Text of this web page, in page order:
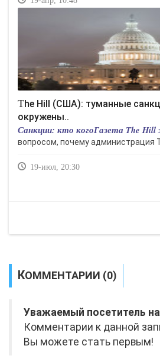
The Hill (США): туманные санкции против России
окружены..
Санкции: кто когоГазета The Hill
вопросом, почему администрация
19-июл, 20:30
КОММЕНТАРИИ (0)
Уважаемый посетитель
Комментарии к данной
Вы можете стать первым!